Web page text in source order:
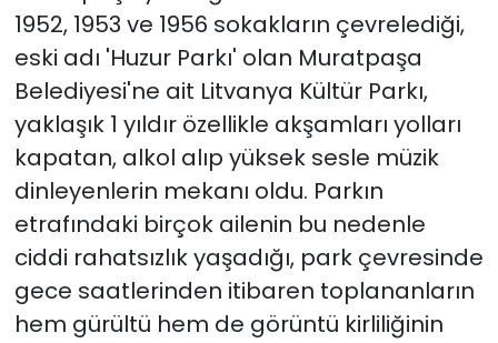
1952, 1953 ve 1956 sokakların çevrelediği,
eski adı 'Huzur Parkı' olan Muratpaşa
Belediyesi'ne ait Litvanya Kültür Parkı,
yaklaşık 1 yıldır özellikle akşamları yolları
kapatan, alkol alıp yüksek sesle müzik
dinleyenlerin mekanı oldu. Parkın
etrafındaki birçok ailenin bu nedenle
ciddi rahatsızlık yaşadığı, park çevresinde
gece saatlerinden itibaren toplananların
hem gürültü hem de görüntü kirliliğinin